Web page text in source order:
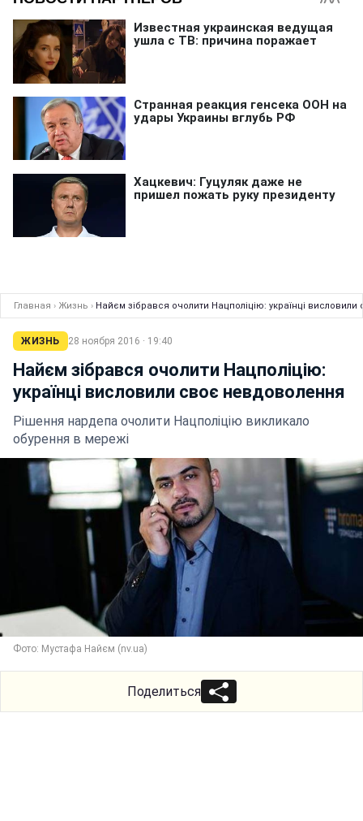
Главная › Жизнь › Найєм зібрався очолити Нацполіцію: українці
ЖИЗНЬ 28 ноября 2016 · 19:40
Найєм зібрався очолити Нацполіцію:
українці висловили своє невдоволення
Рішення нардепа очолити Нацполіцію викликало
обурення в мережі
Фото: Мустафа Найєм (nv.ua)
Поделиться